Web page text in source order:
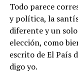
Todo parece
y política, la
diferente y un
elección, como
escrito de El País
digo yo.